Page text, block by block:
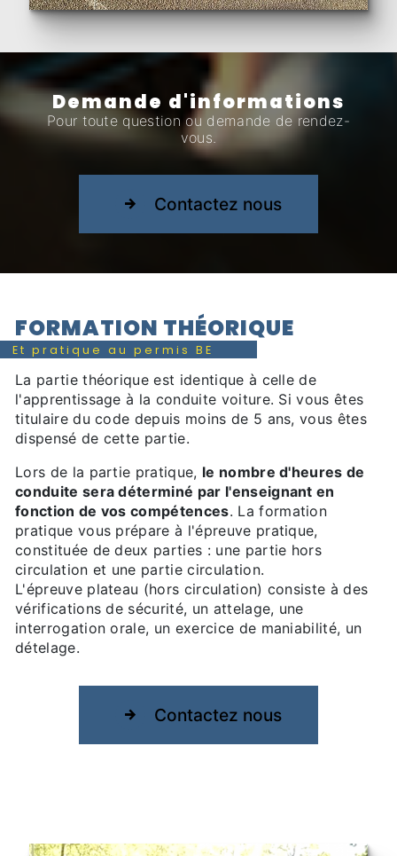
Demande d'informations
Pour toute question ou demande de rendez-
vous.
Contactez nous
FORMATION THÉORIQUE
Et pratique au permis BE
La partie théorique est identique à celle de
l'apprentissage à la conduite voiture. Si vous êtes
titulaire du code depuis moins de 5 ans, vous êtes
dispensé de cette partie.
Lors de la partie pratique, le nombre d'heures de
conduite sera déterminé par l'enseignant en
fonction de vos compétences. La formation
pratique vous prépare à l'épreuve pratique,
constituée de deux parties : une partie hors
circulation et une partie circulation.
L'épreuve plateau (hors circulation) consiste à des
vérifications de sécurité, un attelage, une
interrogation orale, un exercice de maniabilité, un
dételage.
Contactez nous